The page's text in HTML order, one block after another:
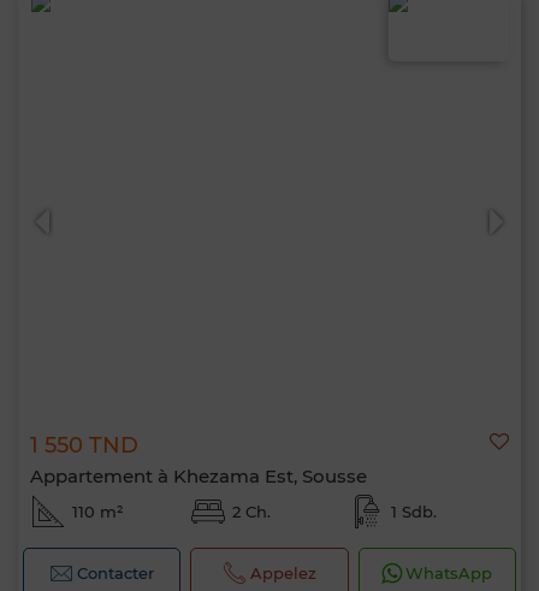
1 550 TND
Appartement à Khezama Est, Sousse
110 m² 2 Ch. 1 Sdb.
Contacter Appelez WhatsApp